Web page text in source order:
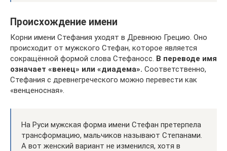
Происхождение имени
Корни имени Стефания уходят в Древнюю Грецию. Оно
происходит от мужского Стефан, которое является
сокращённой формой слова Стефаносс. В переводе имя
означает «венец» или «диадема». Соответственно,
Стефания с древнегреческого можно перевести как
«венценосная».
На Руси мужская форма имени Стефан претерпела
трансформацию, мальчиков называют Степанами.
А вот женский вариант не изменился, хотя в